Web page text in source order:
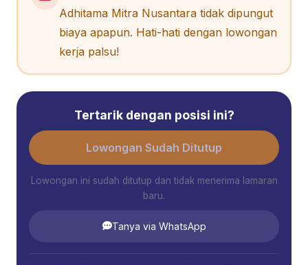
Adhitama Mitra Nusantara tidak dipungut
biaya apapun. Hati-hati dengan lowongan
kerja palsu!
Tertarik dengan posisi ini?
Lowongan Sudah Ditutup
Lowongan ini sudah ditutup dan tidak menerima lamaran
baru.
Tanya via WhatsApp